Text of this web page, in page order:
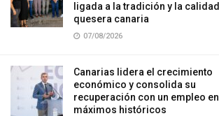
ligada a la tradición y la calidad
quesera canaria
07/08/2026
Canarias lidera el crecimiento
económico y consolida su
recuperación con un empleo en
máximos históricos